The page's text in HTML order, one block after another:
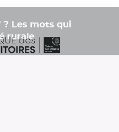
? Les mots qui
rurale